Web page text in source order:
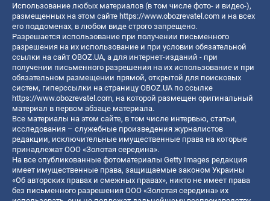
Использование любых материалов (в том числе фото- и видео-),
размещенных на этом сайте https://www.obozrevatel.com и на всех
его поддоменах, в любом виде строго запрещено.
Разрешается использование при получении письменного
разрешения на их использование и при условии обязательной
ссылки на сайт OBOZ.UA, а для интернет-изданий - при
получении письменного разрешения на их использование и при
обязательном размещении прямой, открытой для поисковых
систем, гиперссылки на страницу OBOZ.UA по ссылке
https://www.obozrevatel.com, на которой размещен оригинальный
материал в первом абзаце материала.
Все материалы на этом сайте, в том числе интервью, статьи,
исследования – служебные произведения журналистов
редакции, исключительные имущественные права на которые
принадлежат ООО «Золотая середина».
На все опубликованные фотоматериалы Getty Images редакция
имеет имущественные права, защищаемые законом Украины
«Об авторских правах и смежных правах», никто не имеет права
без письменного разрешения ООО «Золотая середина» их